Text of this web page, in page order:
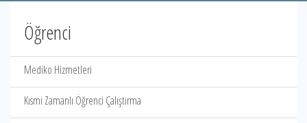
Öğrenci
Mediko Hizmetleri
Kısmi Zamanlı Öğrenci Çalıştırma